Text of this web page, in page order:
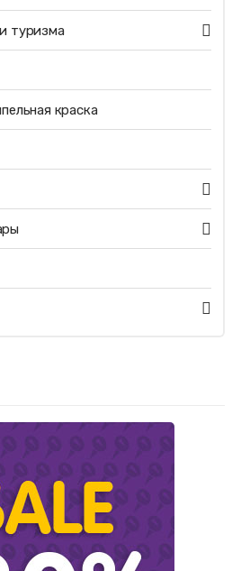
туризма
краска